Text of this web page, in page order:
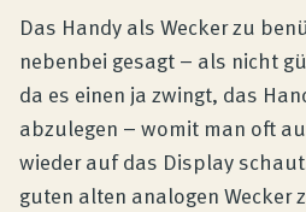
Das Handy als Wecker zu
nebenbei gesagt – als nicht
da es einen ja zwingt, das
abzulegen – womit man oft
wieder auf das Display
guten alten analogen Wecker